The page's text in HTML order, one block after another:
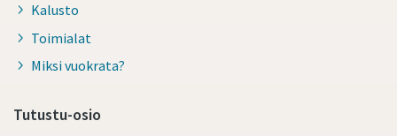
Kalusto
Toimialat
Miksi vuokrata?
Tutustu-osio